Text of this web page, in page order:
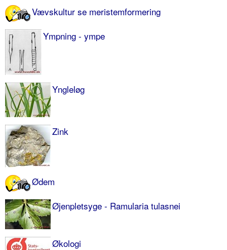
Vævskultur se meristemformering
Ympning - ympe
Yngleløg
Zink
Ødem
Øjenpletsyge - Ramularia tulasnei
Økologi